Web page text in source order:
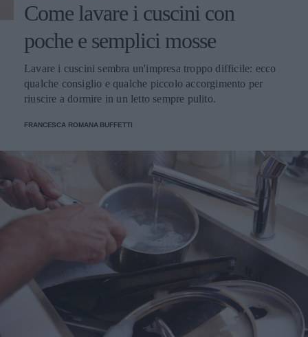
Come lavare i cuscini con
poche e semplici mosse
Lavare i cuscini sembra un'impresa troppo difficile: ecco
qualche consiglio e qualche piccolo accorgimento per
riuscire a dormire in un letto sempre pulito.
FRANCESCA ROMANA BUFFETTI